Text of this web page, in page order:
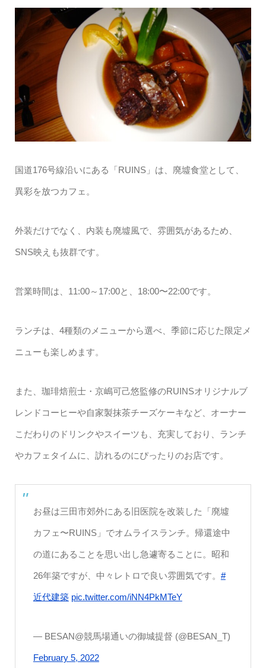
国道176号線沿いにある「RUINS」は、廃墟食堂として、
異彩を放つカフェ。
外装だけでなく、内装も廃墟風で、雰囲気があるため、
SNS映えも抜群です。
営業時間は、11:00～17:00と、18:00〜22:00です。
ランチは、4種類のメニューから選べ、季節に応じた限定メ
ニューも楽しめます。
また、珈琲焙煎士・京嶋可己悠監修のRUINSオリジナルブ
レンドコーヒーや自家製抹茶チーズケーキなど、オーナー
こだわりのドリンクやスイーツも、充実しており、ランチ
やカフェタイムに、訪れるのにぴったりのお店です。
お昼は三田市郊外にある旧医院を改装した「廃墟
カフェ〜RUINS」でオムライスランチ。帰還途中
の道にあることを思い出し急遽寄ることに。昭和
26年築ですが、中々レトロで良い雰囲気です。 #
近代建築 pic.twitter.com/iNN4PkMTeY
— BESAN@競馬場通いの御城提督 (@BESAN_T)
February 5, 2022